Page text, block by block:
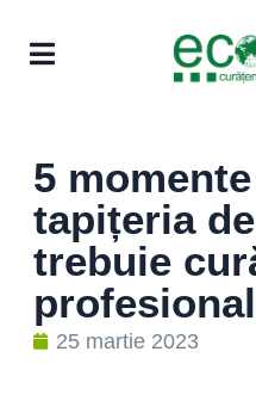
5
tapițeria
trebuie
profesional
25 martie 2023